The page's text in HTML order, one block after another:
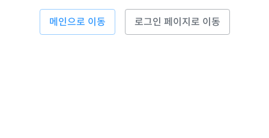
메인으로 이동 로그인 페이지로 이동